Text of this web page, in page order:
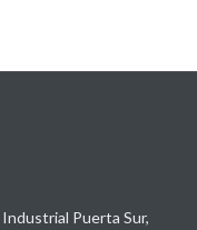
Puerta Sur,